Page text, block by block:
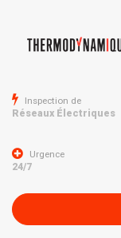
Inspection de
Réseaux Électriques
Urgence
24/7